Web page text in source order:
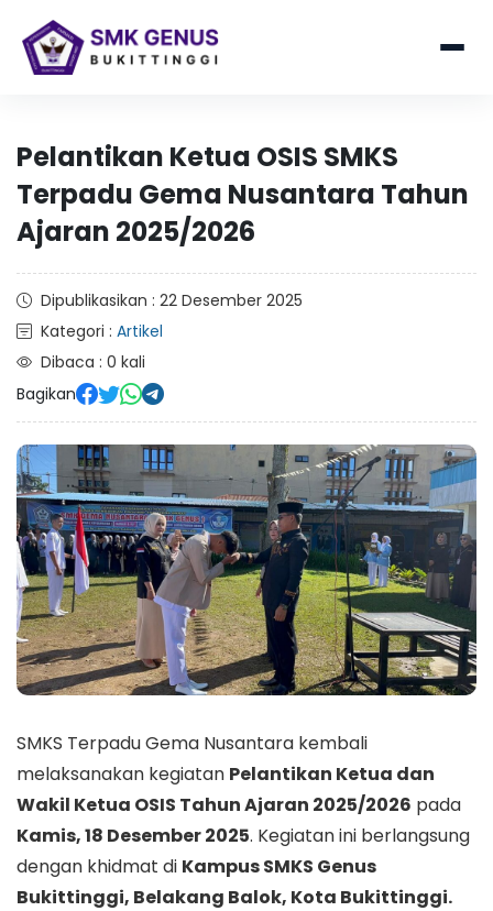
Pelantikan Ketua OSIS SMKS
Terpadu Gema Nusantara Tahun
Ajaran 2025/2026
Dipublikasikan : 22 Desember 2025
Kategori : Artikel
Dibaca : 0 kali
Bagikan
SMKS Terpadu Gema Nusantara kembali
melaksanakan kegiatan Pelantikan Ketua dan
Wakil Ketua OSIS Tahun Ajaran 2025/2026 pada
Kamis, 18 Desember 2025. Kegiatan ini berlangsung
dengan khidmat di Kampus SMKS Genus
Bukittinggi, Belakang Balok, Kota Bukittinggi.